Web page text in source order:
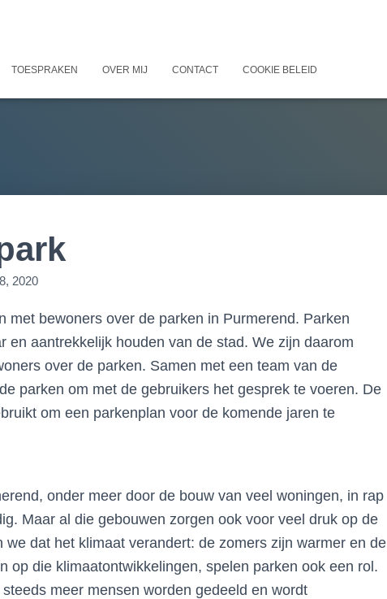
TOESPRAKEN OVER MIJ CONTACT COOKIE BELEID
2020
met bewoners over de parken in Purmerend. Parken
en aantrekkelijk houden van de stad. We zijn daarom
over de parken. Samen met een team van de
parken om met de gebruikers het gesprek te voeren. De
om een parkenplan voor de komende jaren te
onder meer door de bouw van veel woningen, in rap
Maar al die gebouwen zorgen ook voor veel druk op de
we dat het klimaat verandert: de zomers zijn warmer en de
op die klimaatontwikkelingen, spelen parken ook een rol.
meer mensen worden gedeeld en wordt